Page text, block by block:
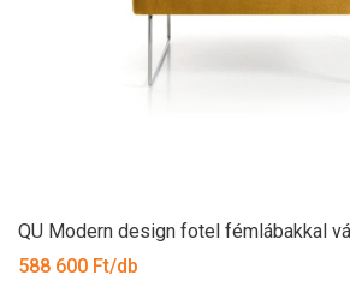
QU Modern design fotel fémlábakkal
588 600 Ft/db